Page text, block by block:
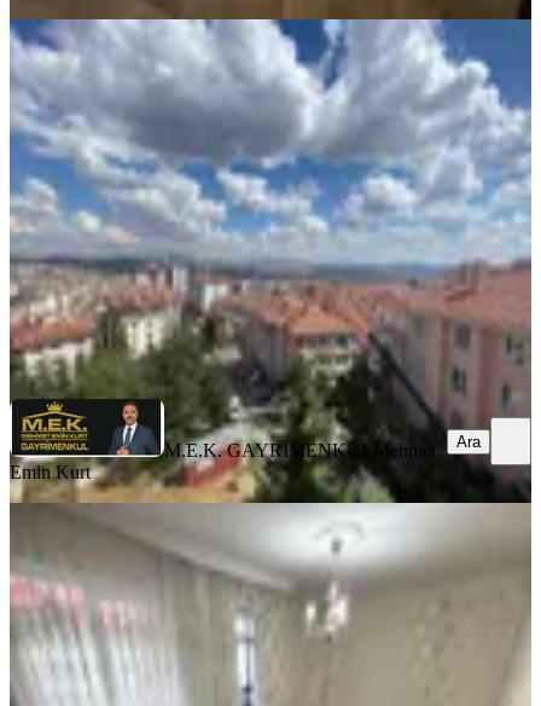
KOMBİLİ
Öntek Caddesinde 3+1 Yapılı
Masrafsız Ve Şahane Manzaralı
Keçiören, Osmangazi Mahallesi
3+1·137 m²·1. Kat ·05.08.2026
6.399.000 ₺
M.E.K. GAYRİMENKULMehmet Emin Kurt
Ara
M.E.K. GAYRİMENKUL
Mehmet
Emin Kurt
Ara
MANZARALI
Fırsatı Kaçırmayın! Osmangazi'de
Satılık Geniş Balkonlu Bakımlı 3+1
Daire
Keçiören, Osmangazi Mahallesi
125 m²·